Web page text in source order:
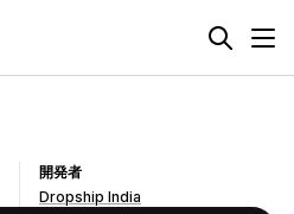
開発者
Dropship India